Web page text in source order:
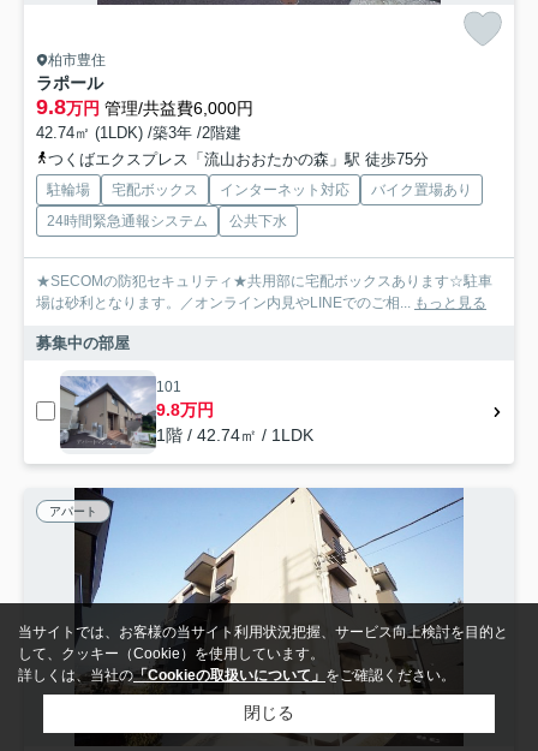
柏市豊住
ラポール
9.8万円 管理/共益費6,000円
42.74㎡ (1LDK) /築3年 /2階建
つくばエクスプレス「流山おおたかの森」駅 徒歩75分
駐輪場 宅配ボックス インターネット対応
バイク置場あり
24時間緊急通報システム
公共下水
★SECOMの防犯セキュリティ★共用部に宅配ボックスあります☆駐車
場は砂利となります。／オンライン内見やLINEでのご相...
もっと見る
募集中の部屋
101
9.8万円
1階 / 42.74㎡ / 1LDK
アパート
当サイトでは、お客様の当サイト利用状況把握、サービス向上検討を目的と
して、クッキー（Cookie）を使用しています。
詳しくは、当社の「Cookieの取扱いについて」 をご確認ください。
閉じる